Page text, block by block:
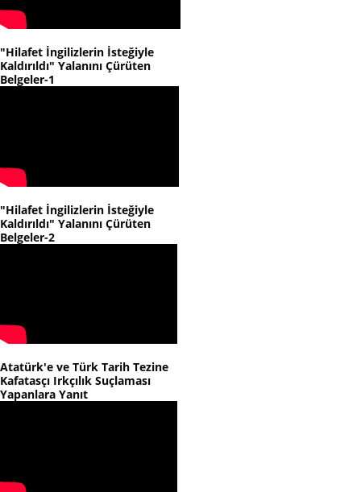
"Hilafet İngilizlerin İsteğiyle
Kaldırıldı" Yalanını Çürüten
Belgeler-1
"Hilafet İngilizlerin İsteğiyle
Kaldırıldı" Yalanını Çürüten
Belgeler-2
Atatürk'e ve Türk Tarih Tezine
Kafatasçı Irkçılık Suçlaması
Yapanlara Yanıt